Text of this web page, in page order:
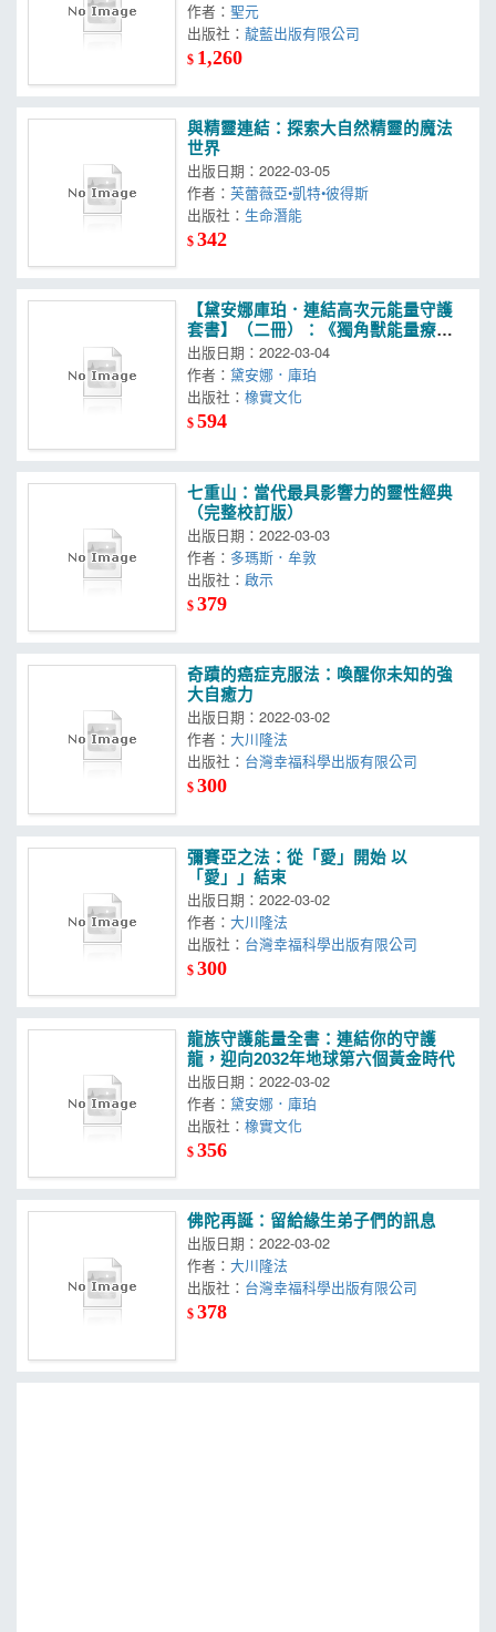
作者：聖元
出版社：
$ 1,260
與精靈連結：探索大自然精靈的魔法
世界
出版日期：2022-03-05
作者：芙蕾薇亞•凱特•彼得斯
出版社：
$342
【黛安娜庫珀．連結高次元能量守護
套書】（二冊）：《獨角獸能量療
癒》、《龍族守護能量全書》
出版日期：2022-03-04
作者：黛安娜．庫珀
出版社：
$594
七重山：當代最具影響力的靈性經典
（完整校訂版）
出版日期：2022-03-03
作者： 多瑪斯．牟敦
出版社：
$379
奇蹟的癌症克服法：喚醒你未知的強
大自癒力
出版日期：2022-03-02
作者：大川隆法
出版社：
$300
彌賽亞之法：從「愛」開始 以
「愛」」結束
出版日期：2022-03-02
作者：大川隆法
出版社：
$300
龍族守護能量全書：連結你的守護
龍，迎向2032年地球第六個黃金時代
出版日期：2022-03-02
作者：黛安娜．庫珀
出版社：
$356
佛陀再誕：留給緣生弟子們的訊息
出版日期：2022-03-02
作者：大川隆法
出版社：
$378